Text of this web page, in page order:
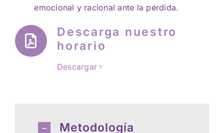
emocional y racional ante la pérdida.
Descarga nuestro
horario
Descargar
Metodología